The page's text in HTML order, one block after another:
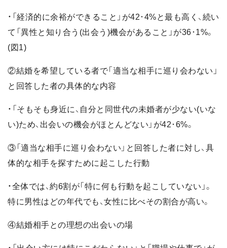
・「経済的に余裕ができること」が42･4%と最も高く、続い
て「異性と知り合う(出会う)機会があること」が36･1%。
(図1)
②結婚を希望している者で「適当な相手に巡り会わない」
と回答した者の具体的な内容
・「そもそも身近に、自分と同世代の未婚者が少ない(いな
い)ため、出会いの機会がほとんどない」が42･6%。
③「適当な相手に巡り会わない」と回答した者に対し、具
体的な相手を探すために起こした行動
・全体では、約6割が「特に何も行動を起こしていない」。
特に男性はどの年代でも、女性に比べその割合が高い。
④結婚相手との理想の出会いの場